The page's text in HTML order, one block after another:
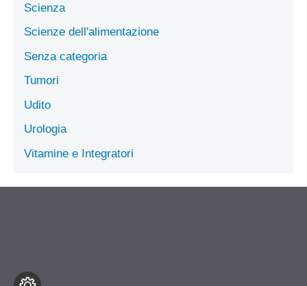
Scienza
Scienze dell'alimentazione
Senza categoria
Tumori
Udito
Urologia
Vitamine e Integratori